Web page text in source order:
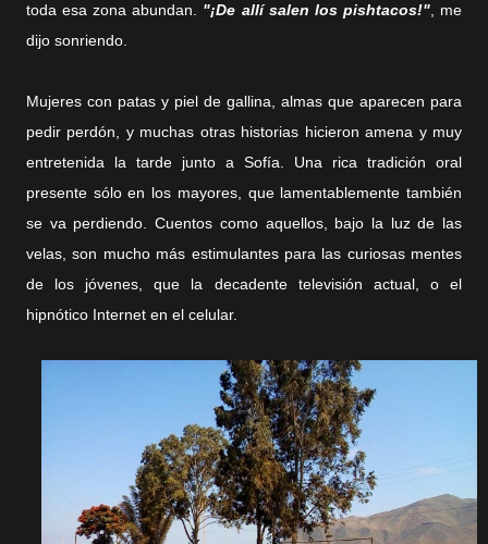
toda esa zona abundan. "¡De allí salen los pishtacos!", me
dijo sonriendo.
Mujeres con patas y piel de gallina, almas que aparecen para
pedir perdón, y muchas otras historias hicieron amena y muy
entretenida la tarde junto a Sofía. Una rica tradición oral
presente sólo en los mayores, que lamentablemente también
se va perdiendo. Cuentos como aquellos, bajo la luz de las
velas, son mucho más estimulantes para las curiosas mentes
de los jóvenes, que la decadente televisión actual, o el
hipnótico Internet en el celular.